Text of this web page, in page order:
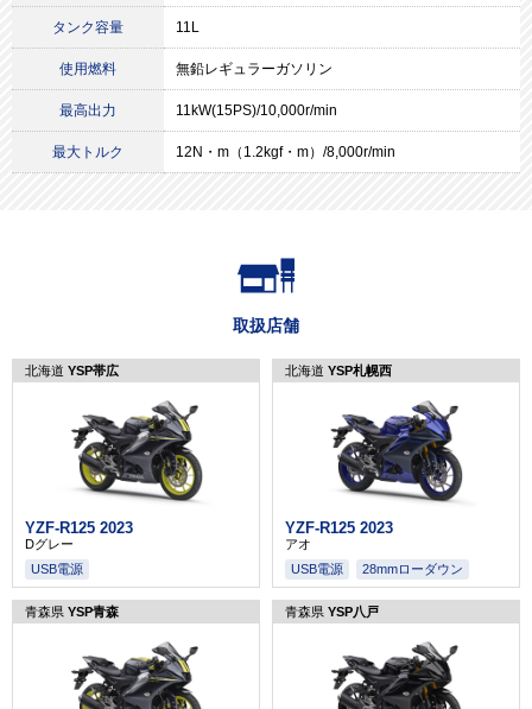
タンク容量 11L
使用燃料 無鉛レギュラーガソリン
最高出力 11kW(15PS)/10,000r/min
最大トルク 12N・m（1.2kgf・m）/8,000r/min
取扱店舗
北海道 YSP帯広
YZF-R125 2023
Dグレー
USB電源
北海道 YSP札幌西
YZF-R125 2023
アオ
USB電源
28mmローダウン
青森県 YSP青森 青森県 YSP八戸